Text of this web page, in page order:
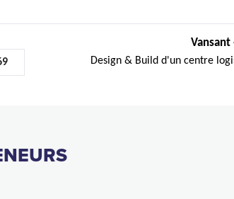
Vansant
Design & Build d'un centre